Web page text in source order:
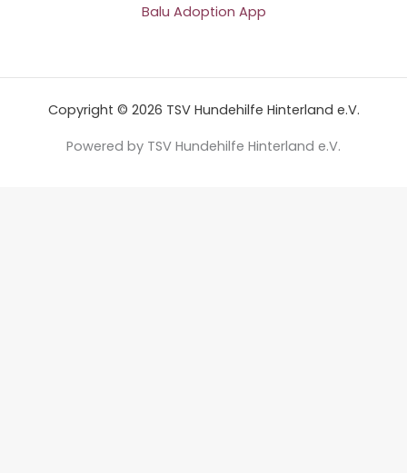
Balu Adoption App
Copyright © 2026 TSV Hundehilfe Hinterland e.V.
Powered by TSV Hundehilfe Hinterland e.V.